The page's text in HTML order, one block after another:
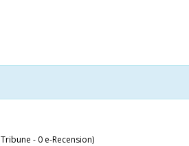
- 0 e-Recension)